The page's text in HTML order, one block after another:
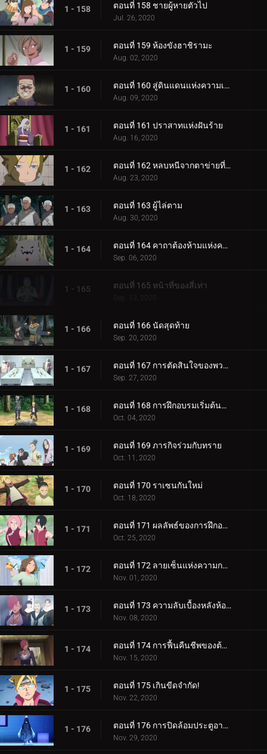
1 - 158 ตอนที่ 158 ชายผู้หายตัวไป
Jul. 26, 2020
1 - 159 ตอนที่ 159 ห้องขังฮาชิรามะ
Aug. 02, 2020
1 - 160 ตอนที่ 160 สู่ดินแดนแห่งความเงียบงัน
Aug. 09, 2020
1 - 161 ตอนที่ 161 ปราสาทแห่งฝันร้าย
Aug. 16, 2020
1 - 162 ตอนที่ 162 หลบหนีจากตาข่ายที่กระชับ
Aug. 23, 2020
1 - 163 ตอนที่ 163 ผู้ไล่ตาม
Aug. 30, 2020
1 - 164 ตอนที่ 164 คาถาต้องห้ามแห่งความตาย
Sep. 06, 2020
1 - 165 ตอนที่ 165 หน้าที่ของสี่เท่า
Sep. 13, 2020
1 - 166 ตอนที่ 166 นัดสุดท้าย
Sep. 20, 2020
1 - 167 ตอนที่ 167 การตัดสินใจของพวกเขา
Sep. 27, 2020
1 - 168 ตอนที่ 168 การฝึกอบรมเริ่มต้นขึ้น!
Oct. 04, 2020
1 - 169 ตอนที่ 169 ภารกิจร่วมกับทราย
Oct. 11, 2020
1 - 170 ตอนที่ 170 ราเซนกันใหม่
Oct. 18, 2020
1 - 171 ตอนที่ 171 ผลลัพธ์ของการฝึกอบรม
Oct. 25, 2020
1 - 172 ตอนที่ 172 ลายเซ็นแห่งความกลัว
Nov. 01, 2020
1 - 173 ตอนที่ 173 ความลับเบื้องหลังห้องใต้ดิน
Nov. 08, 2020
1 - 174 ตอนที่ 174 การฟื้นคืนชีพของต้นไม้ศักดิ์สิทธิ์
Nov. 15, 2020
1 - 175 ตอนที่ 175 เกินขีดจำกัด!
Nov. 22, 2020
1 - 176 ตอนที่ 176 การปิดล้อมประตูอาอุน!
Nov. 29, 2020